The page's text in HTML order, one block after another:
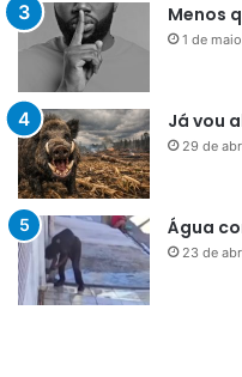
Menos
1 de
Já vou
29 de
Água
23 de